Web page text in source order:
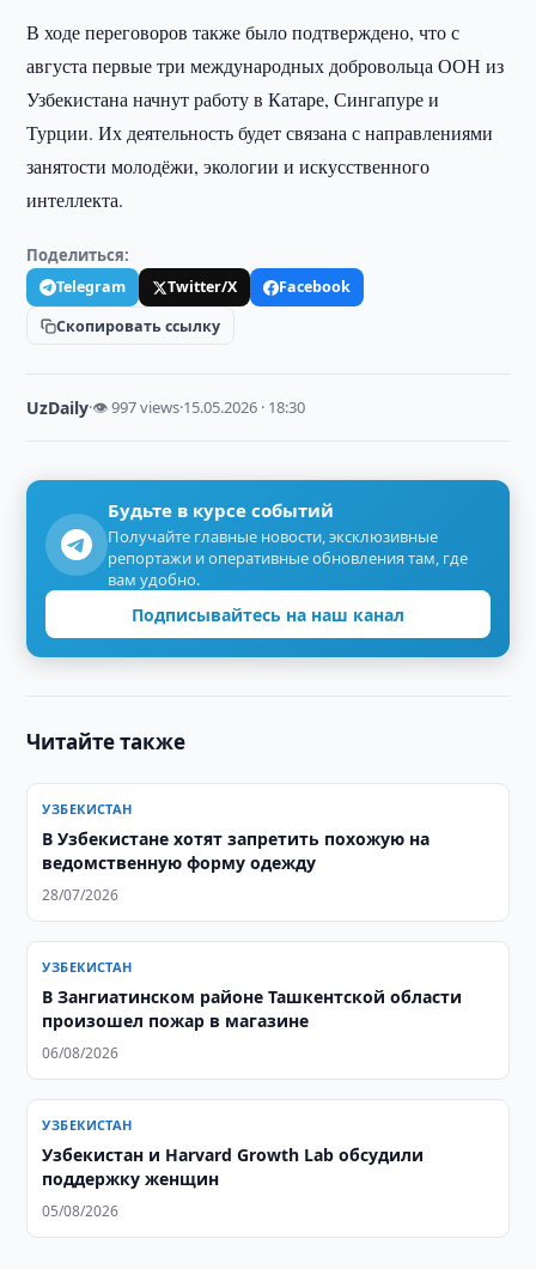
В ходе переговоров также было подтверждено, что с
августа первые три международных добровольца ООН из
Узбекистана начнут работу в Катаре, Сингапуре и
Турции. Их деятельность будет связана с направлениями
занятости молодёжи, экологии и искусственного
интеллекта.
Поделиться:
Telegram Twitter/X
Facebook
Скопировать ссылку
UzDaily·👁 997 views·15.05.2026 · 18:30
Будьте в курсе событий
Получайте главные новости, эксклюзивные
репортажи и оперативные обновления там, где
вам удобно.
Подписывайтесь на наш канал
Читайте также
УЗБЕКИСТАН
В Узбекистане хотят запретить похожую на
ведомственную форму одежду
28/07/2026
УЗБЕКИСТАН
В Зангиатинском районе Ташкентской области
произошел пожар в магазине
06/08/2026
УЗБЕКИСТАН
Узбекистан и Harvard Growth Lab обсудили
поддержку женщин
05/08/2026